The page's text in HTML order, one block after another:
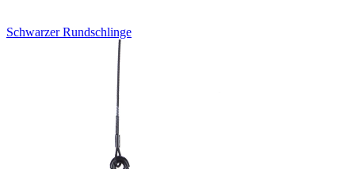
Schwarzer Rundschlinge